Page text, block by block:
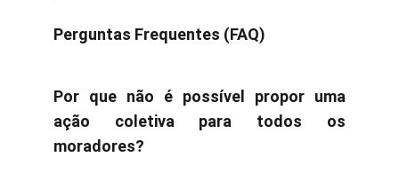
Perguntas Frequentes (FAQ)
Por que não é possível propor uma
ação coletiva para todos os
moradores?